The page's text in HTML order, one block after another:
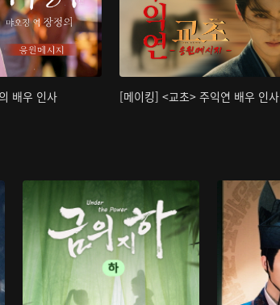
배우 인사 [메이킹] <교초> 주익연 배우 인사